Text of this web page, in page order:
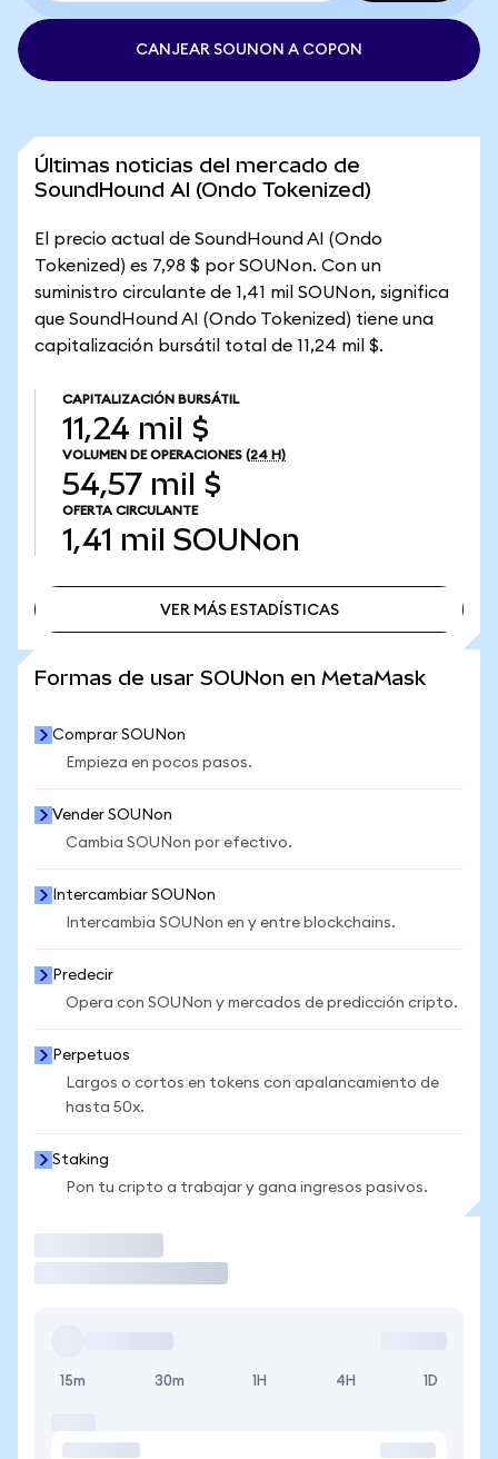
CANJEAR SOUNON A COPON
Últimas noticias del mercado de
SoundHound AI (Ondo Tokenized)
El precio actual de SoundHound AI (Ondo
Tokenized) es 7,98 $ por SOUNon. Con un
suministro circulante de 1,41 mil SOUNon, significa
que SoundHound AI (Ondo Tokenized) tiene una
capitalización bursátil total de 11,24 mil $.
CAPITALIZACIÓN BURSÁTIL
11,24 mil $
VOLUMEN DE OPERACIONES (24 H)
54,57 mil $
OFERTA CIRCULANTE
1,41 mil SOUNon
VER MÁS ESTADÍSTICAS
Formas de usar SOUNon en MetaMask
Comprar SOUNon
Empieza en pocos pasos.
Vender SOUNon
Cambia SOUNon por efectivo.
Intercambiar SOUNon
Intercambia SOUNon en y entre blockchains.
Predecir
Opera con SOUNon y mercados de predicción cripto.
Perpetuos
Largos o cortos en tokens con apalancamiento de
hasta 50x.
Staking
Pon tu cripto a trabajar y gana ingresos pasivos.
15m 30m 1H 4H 1D